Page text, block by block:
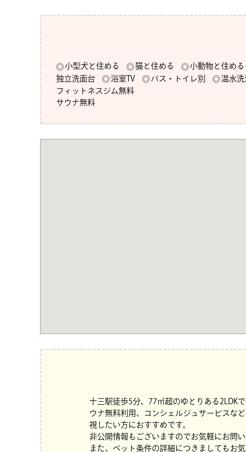
小型犬と住める 猫と住める 小動物と住める
独立洗面台
浴室TV バス・トイレ別 温水
フィットネスジム無料
サウナ無料
十三駅徒歩5分、77㎡超のゆとりある2LDK
ウナ無料利用、コンシェルジュサービスな
視したい方におすすめです。
非公開情報もございますのでお気軽にお問い
また、ペット条件の詳細につきましてもお